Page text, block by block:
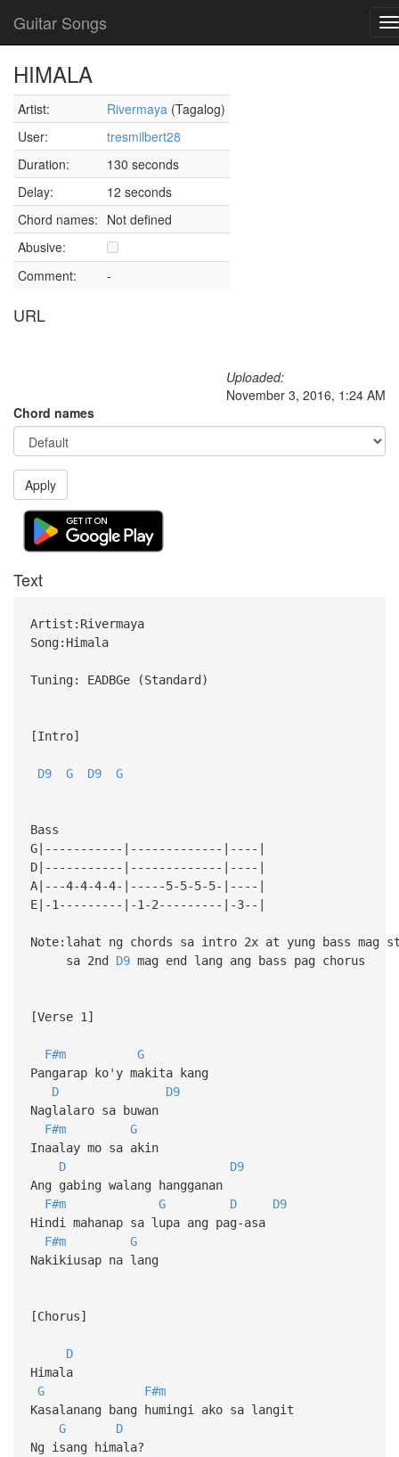
Guitar Songs
HIMALA
Artist: Rivermaya (Tagalog)
User:
tresmilbert28
Duration:
130 seconds
Delay:
12 seconds
Chord names: Not defined
Abusive:
Comment:
-
URL
Uploaded:
November 3, 2016, 1:24 AM
Chord names
Apply
Text
Artist:Rivermaya
Song:Himala
Tuning: EADBGe (Standard)
[Intro]
D9 G D9 G
Bass
G|-----------|-------------|----|
D|-----------|-------------|----|
A|---4-4-4-4-|-----5-5-5-5-|----|
E|-1---------|-1-2---------|-3--|
Note:lahat ng chords sa intro 2x at yung bass mag
sa 2nd D9mag end lang ang bass pag chorus
[Verse 1]
F#m
G
Pangarap ko'y makita kang
D
D9
Naglalaro sa buwan
F#m
G
Inaalay mo sa akin
D
D9
Ang gabing walang hangganan
F#m
G D
D9
Hindi mahanap sa lupa ang pag-asa
F#m
G
Nakikiusap na lang
[Chorus]
D
Himala
G
F#m
Kasalanang bang humingi ako sa langit
G
D
Ng isang himala?